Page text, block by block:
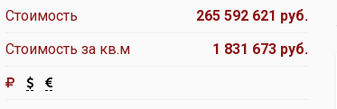
Стоимость
265 592 621 руб.
Стоимость за кв.м
1 831 673 руб.